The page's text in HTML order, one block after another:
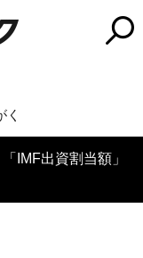
く
「IMF出資割当額」